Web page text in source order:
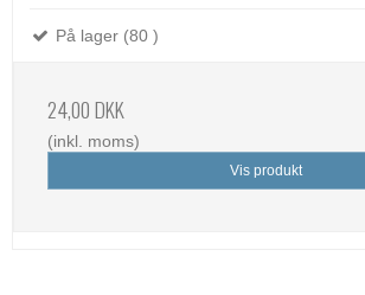
På lager (80 )
24,00 DKK
(inkl. moms)
Vis produkt